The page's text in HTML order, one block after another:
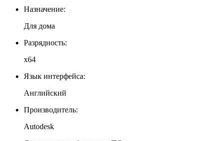
Назначение:
Для дома
Разрядность:
x64
Язык интерфейса:
Английский
Производитель:
Autodesk